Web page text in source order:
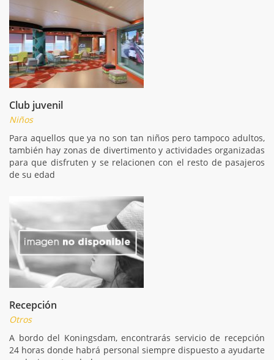
Club juvenil
Niños
Para aquellos que ya no son tan niños pero tampoco adultos,
también hay zonas de divertimento y actividades organizadas
para que disfruten y se relacionen con el resto de pasajeros
de su edad
Recepción
Otros
A bordo del Koningsdam, encontrarás servicio de recepción
24 horas donde habrá personal siempre dispuesto a ayudarte